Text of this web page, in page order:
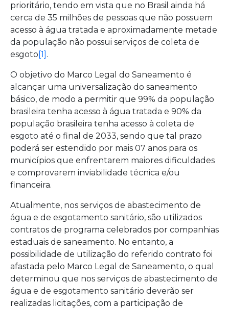
prioritário, tendo em vista que no Brasil ainda há
cerca de 35 milhões de pessoas que não possuem
acesso à água tratada e aproximadamente metade
da população não possui serviços de coleta de
esgoto [1] .
O objetivo do Marco Legal do Saneamento é
alcançar uma universalização do saneamento
básico, de modo a permitir que 99% da população
brasileira tenha acesso à água tratada e 90% da
população brasileira tenha acesso à coleta de
esgoto até o final de 2033, sendo que tal prazo
poderá ser estendido por mais 07 anos para os
municípios que enfrentarem maiores dificuldades
e comprovarem inviabilidade técnica e/ou
financeira.
Atualmente, nos serviços de abastecimento de
água e de esgotamento sanitário, são utilizados
contratos de programa celebrados por companhias
estaduais de saneamento. No entanto, a
possibilidade de utilização do referido contrato foi
afastada pelo Marco Legal de Saneamento, o qual
determinou que nos serviços de abastecimento de
água e de esgotamento sanitário deverão ser
realizadas licitações, com a participação de